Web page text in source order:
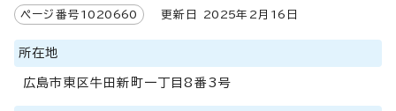
ページ番号 1020660 更新日 2025年2月 16 日
所在地
広島市東区牛田新町一丁目8番3号